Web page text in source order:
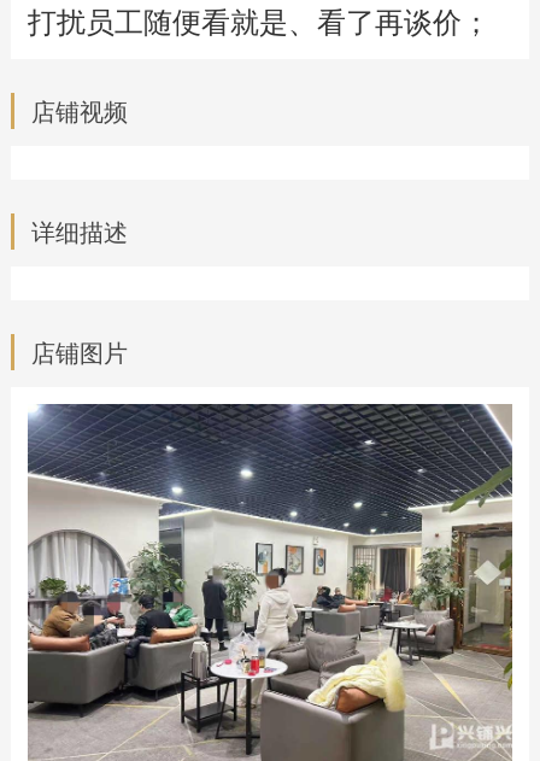
打扰员工随便看就是、看了再谈价；
店铺视频
详细描述
店铺图片